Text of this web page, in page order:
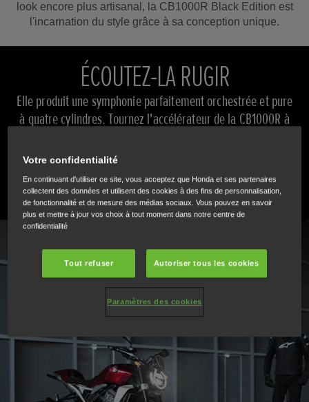
look encore plus artisanal, la CB1000R Black Edition est
l'incarnation du style grâce à sa conception unique.
ÉCOUTEZ-LA RUGIR
Elle produit une symphonie parfaitement orchestrée et pure
à quatre cylindres. Tournez l'accélérateur de la CB1000R à
hautement optimisée (écouteurs recommandés).
LIRE
Votre confidentialité
En continuant d'utiliser ce site, vous acceptez que Honda et ses partenaires
collectent des données et utilisent des cookies à des fins de personnalisation,
de fonctionnalité et de mesure des médias sociaux. Vous pouvez en savoir
plus et mettre à jour vos choix à tout moment dans notre centre de
confidentialité
Tout refuser Autoriser tous les cookies
Paramètres des cookies